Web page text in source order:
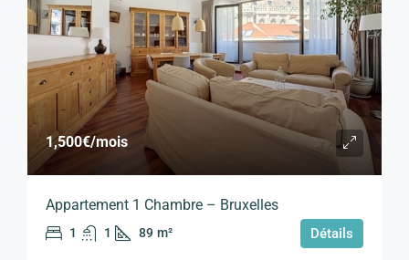
1,500€/mois
Appartement 1 Chambre – Bruxelles
1 1 89 m² Détails